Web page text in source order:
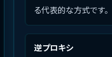
る代表的な方式です。
逆プロキシ